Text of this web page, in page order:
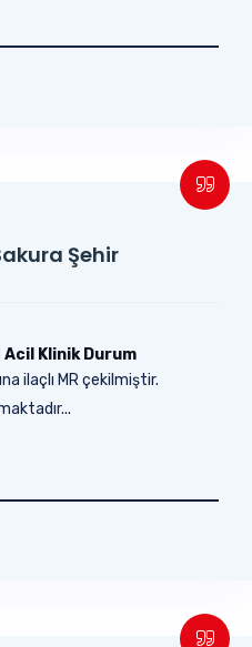
Şehir
Acil Klinik Durum
ilaçlı MR çekilmiştir.